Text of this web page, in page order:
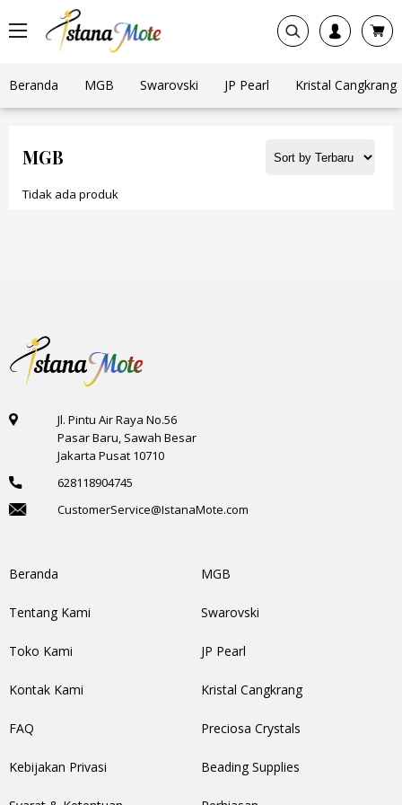
Beranda MGB Swarovski JP Pearl Kristal Cangkrang
MGB
Tidak ada produk
Jl. Pintu Air Raya No.56
Pasar Baru, Sawah Besar
Jakarta Pusat 10710
628118904745
CustomerService@IstanaMote.com
Beranda
Tentang Kami
Toko Kami
Kontak Kami
FAQ
Kebijakan Privasi
MGB
Swarovski
JP Pearl
Kristal Cangkrang
Preciosa Crystals
Beading Supplies